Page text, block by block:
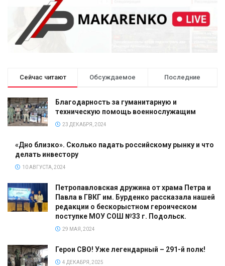
Сейчас читают Обсуждаемое Последние
Благодарность за гуманитарную и
техническую помощь военнослужащим
23 ДЕКАБРЯ, 2024
«Дно близко». Сколько падать российскому рынку и что
делать инвестору
10 АВГУСТА, 2024
Петропавловская дружина от храма Петра и
Павла в ГВКГ им. Бурденко рассказала нашей
редакции о бескорыстном героическом
поступке МОУ СОШ №33 г. Подольск.
29 МАЯ, 2024
Герои СВО! Уже легендарный – 291-й полк!
4 ДЕКАБРЯ, 2025